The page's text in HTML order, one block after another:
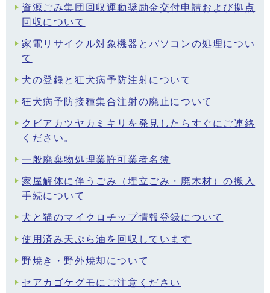
資源ごみ集団回収運動奨励金交付申請および拠点
回収について
家電リサイクル対象機器とパソコンの処理につい
て
犬の登録と狂犬病予防注射について
狂犬病予防接種集合注射の廃止について
クビアカツヤカミキリを発見したらすぐにご連絡
ください。
一般廃棄物処理業許可業者名簿
家屋解体に伴うごみ（埋立ごみ・廃木材）の搬入
手続について
犬と猫のマイクロチップ情報登録について
使用済み天ぷら油を回収しています
野焼き・野外焼却について
セアカゴケグモにご注意ください